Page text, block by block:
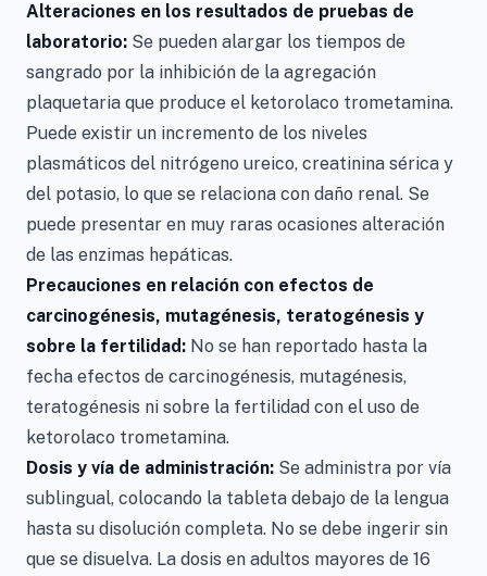
Alteraciones en los resultados de pruebas de
laboratorio: Se pueden alargar los tiempos de
sangrado por la inhibición de la agregación
plaquetaria que produce el ketorolaco trometamina.
Puede existir un incremento de los niveles
plasmáticos del nitrógeno ureico, creatinina sérica y
del potasio, lo que se relaciona con daño renal. Se
puede presentar en muy raras ocasiones alteración
de las enzimas hepáticas.
Precauciones en relación con efectos de
carcinogénesis, mutagénesis, teratogénesis y
sobre la fertilidad: No se han reportado hasta la
fecha efectos de carcinogénesis, mutagénesis,
teratogénesis ni sobre la fertilidad con el uso de
ketorolaco trometamina.
Dosis y vía de administración: Se administra por vía
sublingual, colocando la tableta debajo de la lengua
hasta su disolución completa. No se debe ingerir sin
que se disuelva. La dosis en adultos mayores de 16